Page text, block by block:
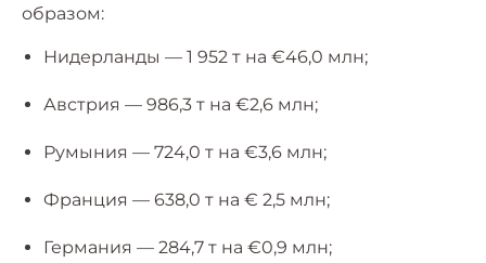
образом:
Нидерланды — 1 952 т на €46,0 млн;
Австрия — 986,3 т на €2,6 млн;
Румыния — 724,0 т на €3,6 млн;
Франция — 638,0 т на € 2,5 млн;
Германия — 284,7 т на €0,9 млн;